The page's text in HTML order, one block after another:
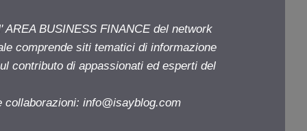
BUSINESS FINANCE del network
comprende siti tematici di informazione
contributo di appassionati ed esperti del
collaborazioni: info@isayblog.com